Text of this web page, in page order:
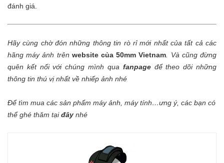
đánh giá.
Hãy cùng chờ đón những thông tin rò rỉ mới nhất của tất cả các
hãng máy ảnh trên website của 50mm Vietnam. Và cũng đừng
quên kết nối với chúng mình qua fanpageđể theo dõi những
thông tin thú vị nhất về nhiếp ảnh nhé
Để tìm mua các sản phẩm máy ảnh, máy tính…ưng ý, các bạn có
thể ghé thăm tạiđây nhé